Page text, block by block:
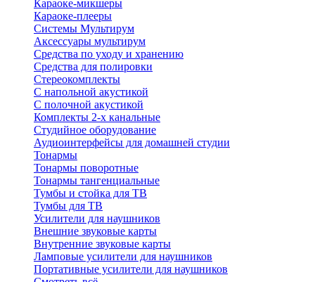
Караоке-микшеры
Караоке-плееры
Системы Мультирум
Аксессуары мультирум
Средства по уходу и хранению
Средства для полировки
Стереокомплекты
C напольной акустикой
C полочной акустикой
Комплекты 2-х канальные
Студийное оборудование
Аудиоинтерфейсы для домашней студии
Тонармы
Тонармы поворотные
Тонармы тангенциальные
Тумбы и стойка для ТВ
Тумбы для ТВ
Усилители для наушников
Внешние звуковые карты
Внутренние звуковые карты
Ламповые усилители для наушников
Портативные усилители для наушников